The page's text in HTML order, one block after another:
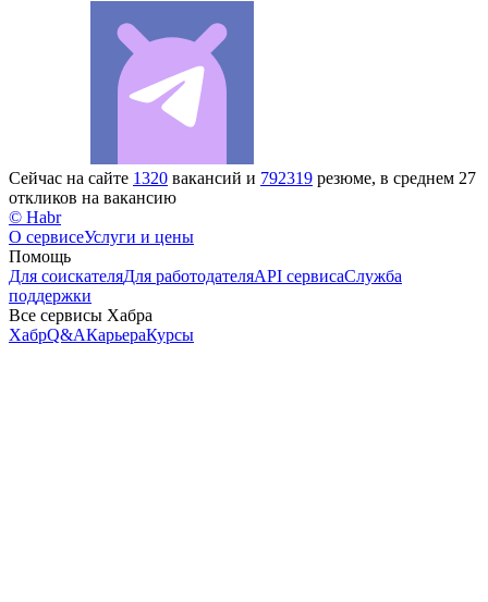
Сейчас на сайте 1320 вакансий и 792319 резюме, в среднем 27
откликов на вакансию
© Habr
О сервисеУслуги и цены
Помощь
Для соискателяДля работодателяAPI сервисаСлужба
поддержки
Все сервисы Хабра
ХабрQ&AКарьераКурсы